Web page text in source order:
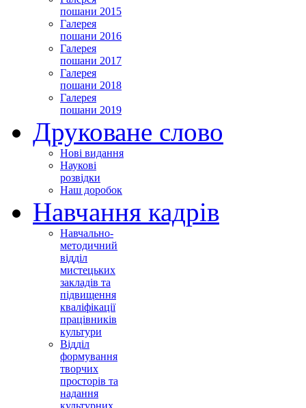
пошани 2015
Галерея
пошани 2016
Галерея
пошани 2017
Галерея
пошани 2018
Галерея
пошани 2019
Друковане слово
Нові видання
Наукові
розвідки
Наш доробок
Навчання кадрів
Навчально-
методичний
відділ
мистецьких
закладів та
підвищення
кваліфікації
працівників
культури
Відділ
формування
творчих
просторів та
надання
культурних